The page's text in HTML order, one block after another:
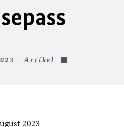
- Artikel
2023